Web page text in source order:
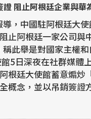
證 阻止阿根廷企業與華
，中國駐阿根廷大
止阿根廷一家公司與
此舉是對國家主權
根廷大使館蓄意煽炒
概念，並以吊銷簽證